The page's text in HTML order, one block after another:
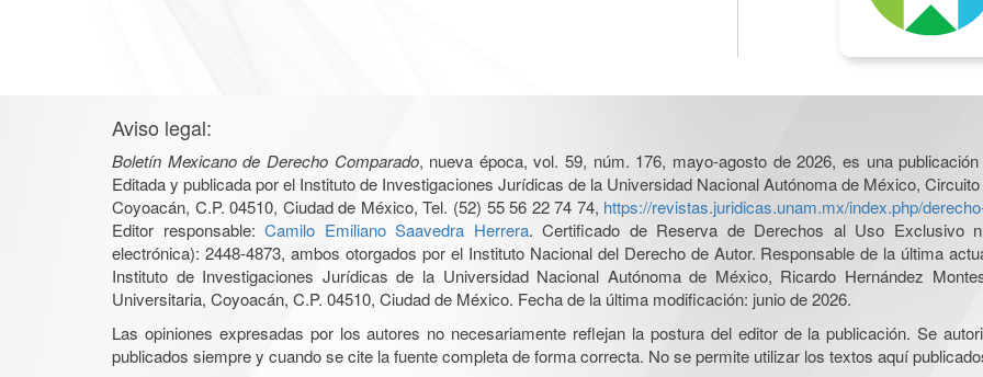
Aviso legal:
Boletín Mexicano de Derecho Comparado, nueva época, vol. 59, núm. 176, mayo-agosto de 2026, es una
Editada y publicada por el Instituto de Investigaciones Jurídicas de la Universidad Nacional Autónoma de México,
Coyoacán, C.P. 04510, Ciudad de México, Tel. (52) 55 56 22 74 74, https://revistas.juridicas.unam.mx/index.php/
Editor responsable:Camilo Emiliano Saavedra Herrera. Certificado de Reserva de Derechos al Uso Exclusivo
electrónica): 2448-4873, ambos otorgados por el Instituto Nacional del Derecho de Autor. Responsable de la última
Instituto de Investigaciones Jurídicas de la Universidad Nacional Autónoma de México, Ricardo Hernández
Universitaria, Coyoacán, C.P. 04510, Ciudad de México. Fecha de la última modificación: junio de 2026.
Las opiniones expresadas por los autores no necesariamente reflejan la postura del editor de la publicación. Se
publicados siempre y cuando se cite la fuente completa de forma correcta. No se permite utilizar los textos aquí